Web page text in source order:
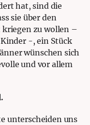
hat, sind die
sie über den
kriegen zu wollen –
-, ein Stück
wünschen sich
und vor allem
unterscheiden uns